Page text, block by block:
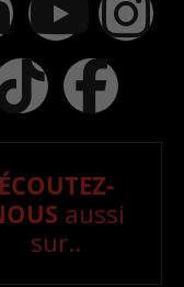
ÉCOUTEZ-
aussi
sur..